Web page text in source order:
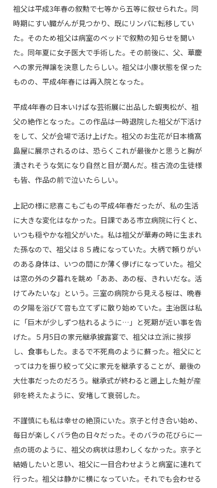
祖父は平成3年春の叙勲で七等から五等に叙せられた。同
時期にすい臓がんが見つかり、既にリンパに転移してい
た。そのため祖父は病室のベッドで叙勲の知らせを聞い
た。同年夏に女子医大で手術した。その前後に、父、華慶
への家元禅譲を決意したらしい。祖父は小康状態を保った
ものの、平成4年春には再入院となった。
平成4年春の日本いけばな芸術展に出品した蝦夷松が、祖
父の絶作となった。この作品は一時退院した祖父が下活け
をして、父が会場で活け上げた。祖父のお生花が日本橋髙
島屋に展示されるのは、恐らくこれが最後かと思うと胸が
潰されそうな気になり自然と目が潤んだ。桂古流の生徒様
も皆、作品の前で泣いたらしい。
上記の様に悲喜こもごもの平成4年春だったが、私の生活
に大きな変化はなかった。日課である市立病院に行くと、
いつも穏やかな祖父がいた。私は祖父が華寿の時に生まれ
た孫なので、祖父は８５歳になっていた。大柄で頼りがい
のある身体は、いつの間にか薄く儚げになっていた。祖父
は窓の外の夕暮れを眺め「ああ、あの桜、きれいだな。活
けてみたいな」という。三室の病院から見える桜は、晩春
の夕陽を浴びて音も立てずに散り始めていた。主治医は私
に「巨木が少しずつ枯れるように…」と死期が近い事を告
げた。５月5日の家元継承披露宴で、祖父は立派に挨拶
し、食事もした。まるで不死鳥のように蘇った。祖父にと
っては力を振り絞って父に家元を継承することが、最後の
大仕事だったのだろう。継承式が終わると遡上した鮭が産
卵を終えたように、安堵して衰弱した。
不謹慎にも私は幸せの絶頂にいた。京子と付き合い始め、
毎日が楽しくバラ色の日々だった。そのバラの花びらに一
点の斑のように、祖父の病状は思わしくなかった。京子と
結婚したいと思い、祖父に一目合わせようと病室に連れて
行った。祖父は静かに横になっていた。それでも会わせる